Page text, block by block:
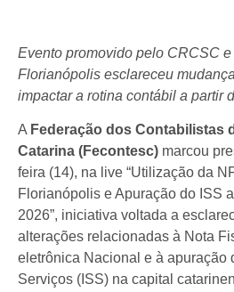
Evento promovido pelo CRCSC
Florianópolis esclareceu
impactar a rotina contábil a partir
A Federação dos Contabilistas
Catarina (Fecontesc) marcou
feira (14), na live “Utilização da
Florianópolis e Apuração do ISS
2026”, iniciativa voltada a
alterações relacionadas à Nota
eletrônica Nacional e à apuração
Serviços (ISS) na capital